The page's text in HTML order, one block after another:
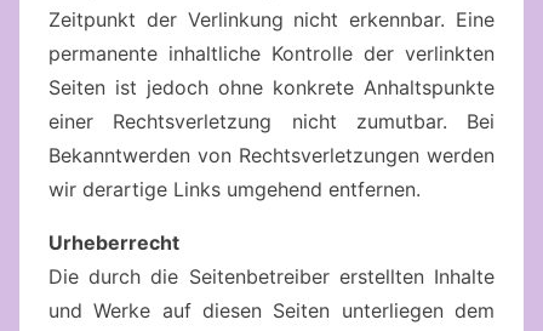
Zeitpunkt der Verlinkung nicht erkennbar. Eine
permanente inhaltliche Kontrolle der verlinkten
Seiten ist jedoch ohne konkrete Anhaltspunkte
einer Rechtsverletzung nicht zumutbar. Bei
Bekanntwerden von Rechtsverletzungen werden
wir derartige Links umgehend entfernen.
Urheberrecht
Die durch die Seitenbetreiber erstellten Inhalte
und Werke auf diesen Seiten unterliegen dem